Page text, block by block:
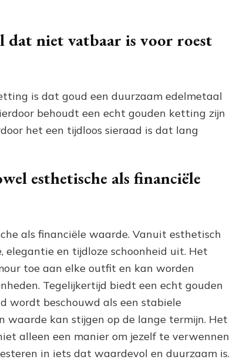
dat niet vatbaar is voor roest
is dat goud een duurzaam edelmetaal
behoudt een echt gouden ketting zijn
het een tijdloos sieraad is dat lang
esthetische als financiële
als financiële waarde. Vanuit esthetisch
en tijdloze schoonheid uit. Het
toe aan elke outfit en kan worden
Tegelijkertijd biedt een echt gouden
wordt beschouwd als een stabiele
waarde kan stijgen op de lange termijn. Het
alleen een manier om jezelf te verwennen
in iets dat waardevol en duurzaam is.